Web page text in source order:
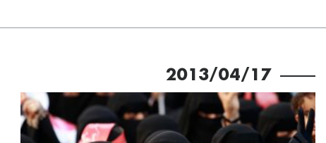
2013/04/17